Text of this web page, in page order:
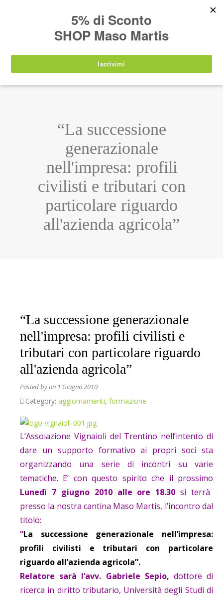
IT EN DE SHOP
“La successione
generazionale
nell'impresa: profili
civilisti e tributari con
particolare riguardo
all'azienda agricola”
“La successione generazionale
nell'impresa: profili civilisti e
tributari con particolare riguardo
all'azienda agricola”
Posted byon 1 Giugno 2010
Category: aggiornamenti, formazione
L’Assoiazione Vignaioli del Trentino nell’intento di
dare un supporto formativo ai propri soci sta
organizzando una serie di incontri su varie
tematiche. E’ con questo spirito che il prossimo
Lunedì 7 giugno 2010 alle ore 18.30 si terrà
presso la nostra cantina Maso Martis, l’incontro dal
titolo:
“La successione generazionale nell’impresa:
profili civilisti e tributari con particolare
riguardo all’azienda agricola”.
Relatore sarà l’avv. Gabriele Sepio, dottore di
ricerca in diritto tributario, Università degli Studi di
nuovamente disponibili a partire da
agosto 2026.